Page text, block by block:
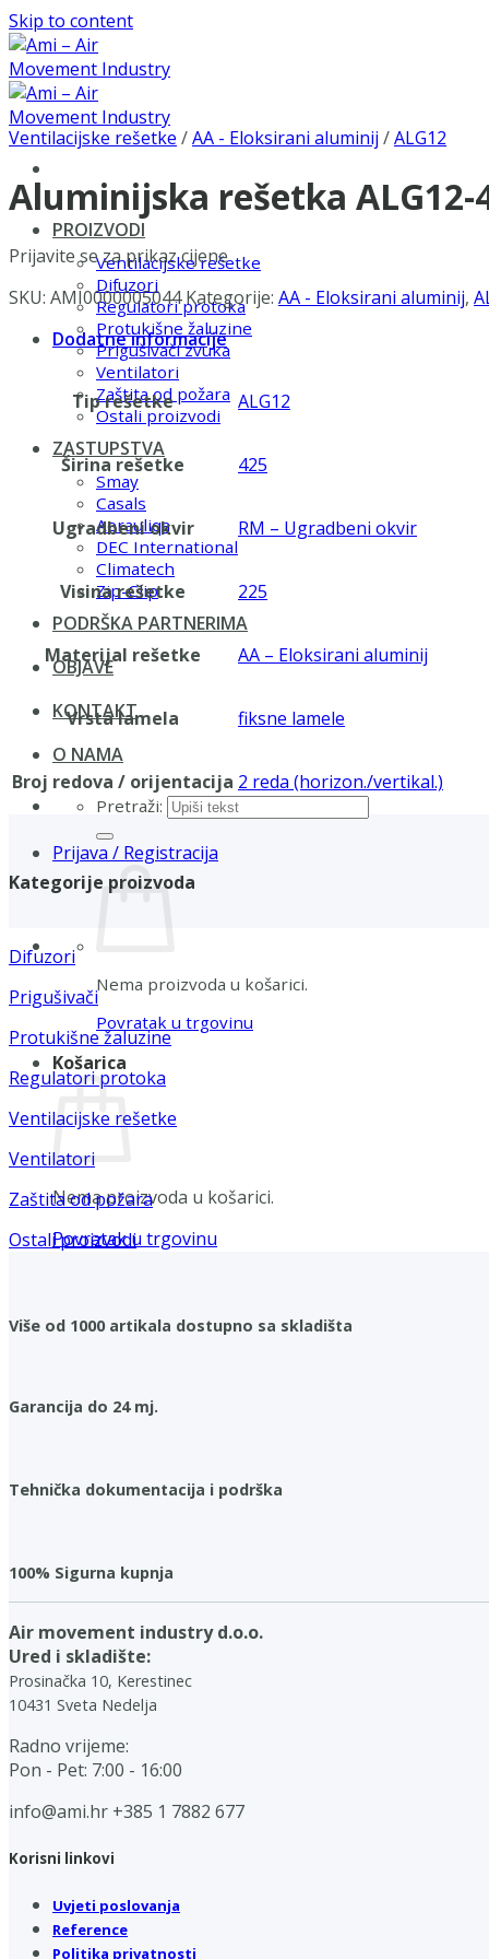
Skip to content
PROIZVODI
Ventilacijske rešetke
Difuzori
Regulatori protoka
Protukišne žaluzine
Prigušivači zvuka
Ventilatori
Zaštita od požara
Ostali proizvodi
ZASTUPSTVA
Smay
Casals
Aerauliqa
DEC International
Climatech
Zip-Clip
PODRŠKA PARTNERIMA
OBJAVE
KONTAKT
O NAMA
Pretraži:
Prijava / Registracija
Nema proizvoda u košarici.
Povratak u trgovinu
Košarica
Nema proizvoda u košarici.
Povratak u trgovinu
Ventilacijske rešetke /AA - Eloksirani aluminij /ALG12
Aluminijska rešetka ALG12-
Prijavite se za prikaz cijene
SKU: AMI0000005044 Kategorije: AA - Eloksirani aluminij,
Dodatne informacije
Tip rešetke ALG12
Širina rešetke 425
Ugradbeni okvir RM – Ugradbeni okvir
Visina rešetke 225
Materijal rešetke AA – Eloksirani aluminij
Vrsta lamela fiksne lamele
Broj redova / orijentacija 2 reda (horizon./vertikal.)
Kategorije proizvoda
Difuzori
Prigušivači
Protukišne žaluzine
Regulatori protoka
Ventilacijske rešetke
Ventilatori
Zaštita od požara
Ostali proizvodi
Više od 1000 artikala dostupno sa skladišta
Garancija do 24 mj.
Tehnička dokumentacija i podrška
100% Sigurna kupnja
Air movement industry d.o.o.
Ured i skladište:
Prosinačka 10, Kerestinec
10431 Sveta Nedelja
Radno vrijeme:
Pon - Pet: 7:00 - 16:00
info@ami.hr +385 1 7882 677
Korisni linkovi
Uvjeti poslovanja
Reference
Politika privatnosti